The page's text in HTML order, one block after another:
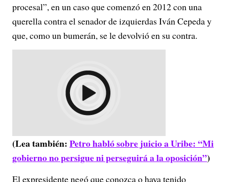
procesal”, en un caso que comenzó en 2012 con una
querella contra el senador de izquierdas Iván Cepeda y
que, como un bumerán, se le devolvió en su contra.
(Lea también:Petro habló sobre juicio a Uribe: “Mi
gobierno no persigue ni perseguirá a la oposición”)
El expresidente negó que conozca o haya tenido